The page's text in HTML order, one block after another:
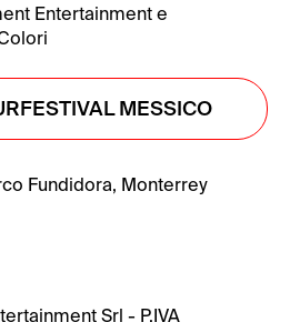
Entertainment e
MESSICO
Fundidora, Monterrey
Srl - P.IVA